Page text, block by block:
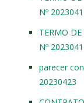
Nº
TERMO
Nº
parecer
20230423